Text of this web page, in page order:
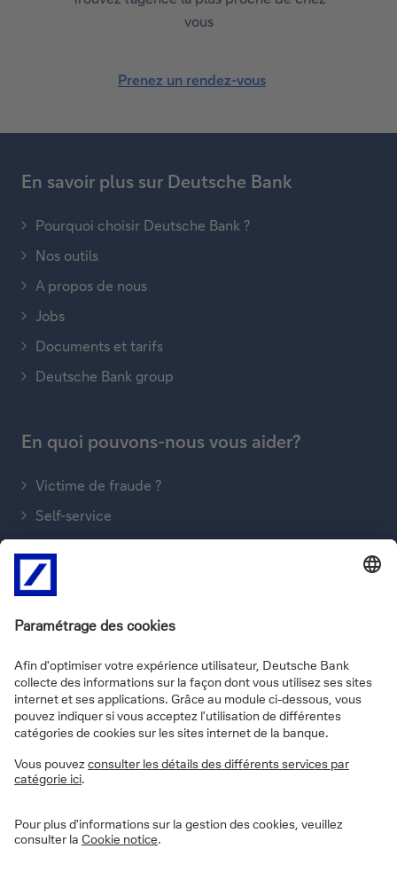
vous
Prenez un rendez-vous
En savoir plus sur Deutsche Bank
Pourquoi choisir Deutsche Bank ?
Nos outils
A propos de nous
Jobs
Documents et tarifs
Deutsche Bank group
En quoi pouvons-nous vous aider?
Victime de fraude ?
Self-service
Trouver une agence
Envoyer un message
FAQs
Informations sur le site
Vie privée
Disclaimer
Cookies